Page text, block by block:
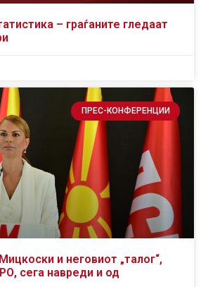
– граѓаните гледаат
ПРЕС-КОНФЕРЕНЦИИ
и неговиот „талог“,
сега навреди и од